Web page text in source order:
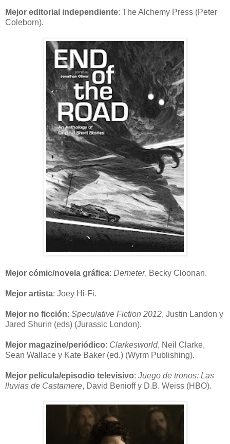
Mejor editorial independiente: The Alchemy Press (Peter
Coleborn).
Mejor cómic/novela gráfica: Demeter, Becky Cloonan.
Mejor artista: Joey Hi-Fi.
Mejor no ficción: Speculative Fiction 2012, Justin Landon y
Jared Shurin (eds) (Jurassic London).
Mejor magazine/periódico: Clarkesworld, Neil Clarke,
Sean Wallace y Kate Baker (ed.) (Wyrm Publishing).
Mejor película/episodio televisivo: Juego de tronos: Las
lluvias de Castamere, David Benioff y D.B. Weiss (HBO).